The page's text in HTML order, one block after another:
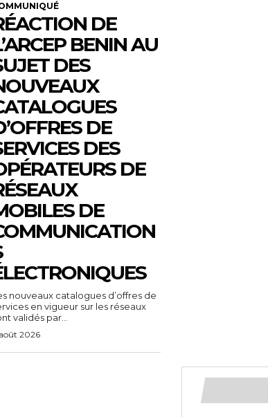
DE
BENIN AU
DES
DE
DES
DE
DE
nouveaux catalogues d’offres de
en vigueur sur les réseaux
validés par...
2026